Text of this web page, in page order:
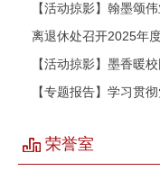
【活动掠影】翰墨颂
离退休处召开2025年
【活动掠影】墨香暖
【专题报告】学习贯
荣誉室